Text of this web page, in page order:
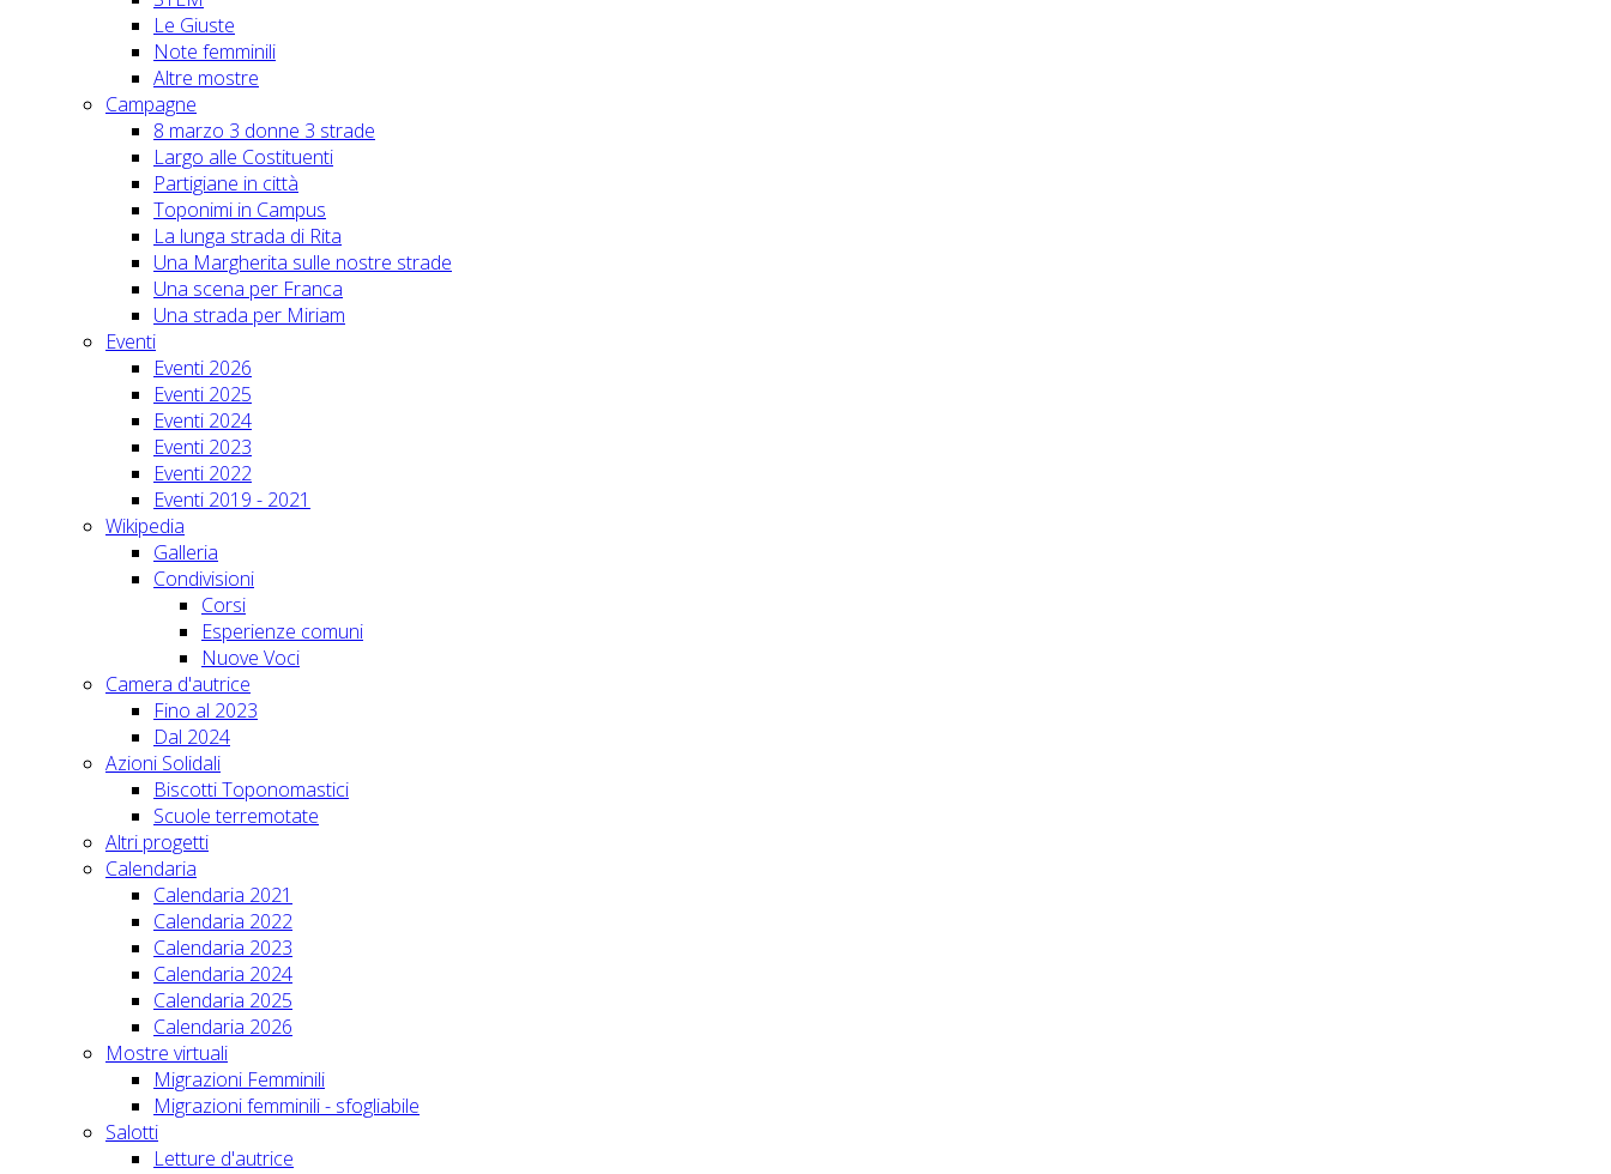
Le Giuste
Note femminili
Altre mostre
Campagne
8 marzo 3 donne 3 strade
Largo alle Costituenti
Partigiane in città
Toponimi in Campus
La lunga strada di Rita
Una Margherita sulle nostre strade
Una scena per Franca
Una strada per Miriam
Eventi
Eventi 2026
Eventi 2025
Eventi 2024
Eventi 2023
Eventi 2022
Eventi 2019 - 2021
Wikipedia
Galleria
Condivisioni
Corsi
Esperienze comuni
Nuove Voci
Camera d'autrice
Fino al 2023
Dal 2024
Azioni Solidali
Biscotti Toponomastici
Scuole terremotate
Altri progetti
Calendaria
Calendaria 2021
Calendaria 2022
Calendaria 2023
Calendaria 2024
Calendaria 2025
Calendaria 2026
Mostre virtuali
Migrazioni Femminili
Migrazioni femminili - sfogliabile
Salotti
Letture d'autrice